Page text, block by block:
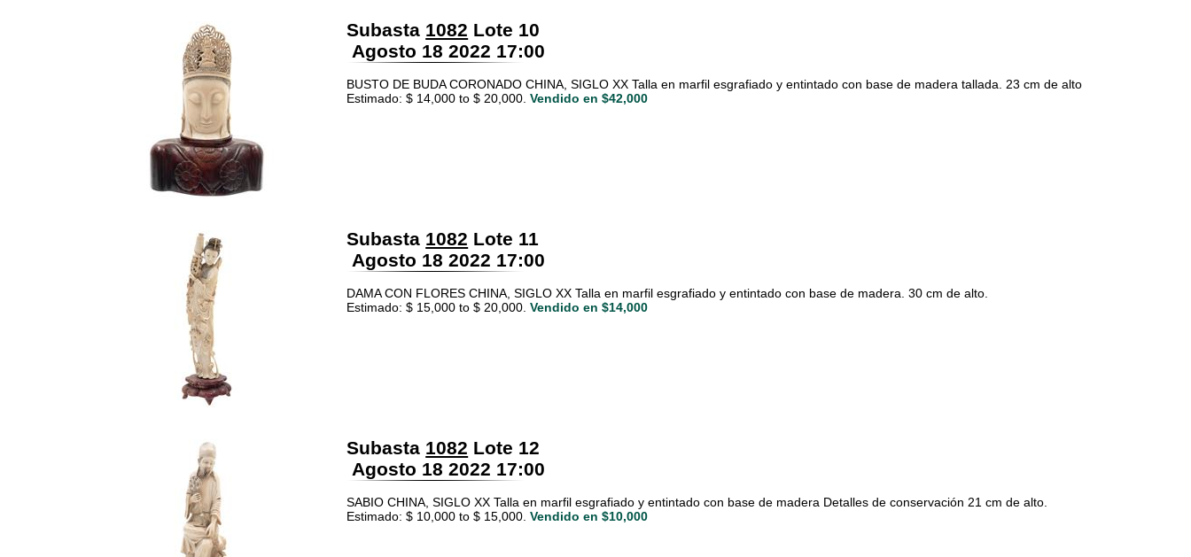
Subasta 1082 Lote 10
Agosto 18 2022 17:00
BUSTO DE BUDA CORONADO CHINA, SIGLO XX Talla en marfil esgrafiado y entintado con base de madera tallada. 23 cm de alto
Estimado: $ 14,000 to $ 20,000. Vendido en $42,000
Subasta 1082 Lote 11
Agosto 18 2022 17:00
DAMA CON FLORES CHINA, SIGLO XX Talla en marfil esgrafiado y entintado con base de madera. 30 cm de alto.
Estimado: $ 15,000 to $ 20,000. Vendido en $14,000
Subasta 1082 Lote 12
Agosto 18 2022 17:00
SABIO CHINA, SIGLO XX Talla en marfil esgrafiado y entintado con base de madera Detalles de conservación 21 cm de alto.
Estimado: $ 10,000 to $ 15,000. Vendido en $10,000